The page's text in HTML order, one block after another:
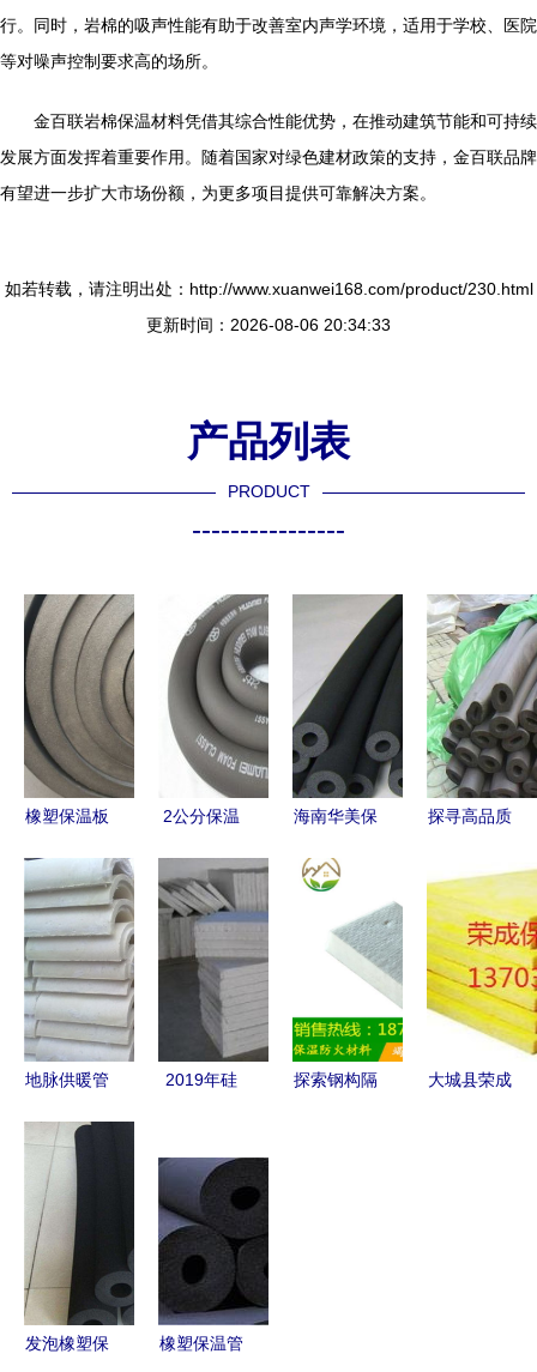
行。同时，岩棉的吸声性能有助于改善室内声学环境，适用于学校、医院
等对噪声控制要求高的场所。
金百联岩棉保温材料凭借其综合性能优势，在推动建筑节能和可持续
发展方面发挥着重要作用。随着国家对绿色建材政策的支持，金百联品牌
有望进一步扩大市场份额，为更多项目提供可靠解决方案。
如若转载，请注明出处：http://www.xuanwei168.com/product/230.html
更新时间：2026-08-06 20:34:33
产品列表
PRODUCT
----------------
橡塑保温板
如何辨
别“超低价
格”背后的
品质真相
2公分保温
价格解析及
保温材料选
购指南
海南华美保
柔韧性能与
核心优点解
析
探寻高品质
B1级橡塑
保温板厂家
与品牌全解
析
地脉供暖管
氨酯埋地保
温管施工详
解与应用
2019年硅
分析与供应
指南
探索钢构隔
大城县荣成
发泡橡塑保
橡塑保温管